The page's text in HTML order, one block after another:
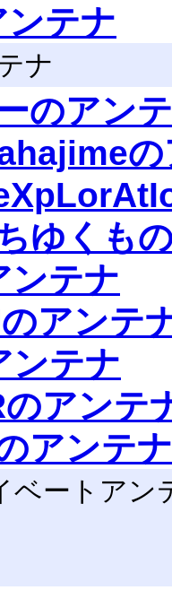
テナ
ナ
のアン
の
ゆくも
ンテナ
アンテ
ンテナ
アンテ
アンテナ
ベートアン